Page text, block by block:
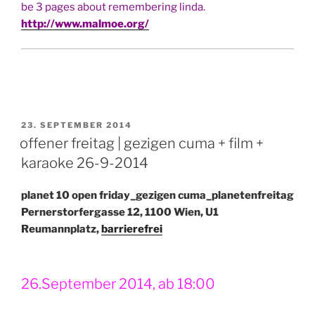
be 3 pages about remembering linda.
http://www.malmoe.org/
VERÖFFENTLICHT
AM
23. SEPTEMBER 2014
offener freitag | gezigen cuma + film +
karaoke 26-9-2014
planet 10 open friday_gezigen cuma_planetenfreitag
Pernerstorfergasse 12, 1100 Wien, U1
Reumannplatz,barrierefrei
26.September 2014, ab 18:00